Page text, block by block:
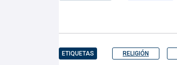
ETIQUETAS RELIGIÓN